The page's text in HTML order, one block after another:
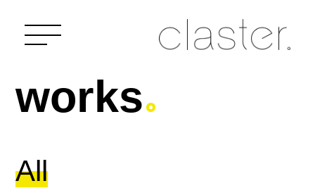
works
All